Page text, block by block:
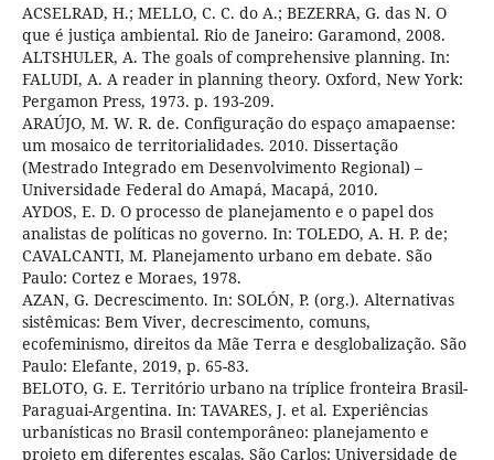
ACSELRAD, H.; MELLO, C. C. do A.; BEZERRA, G. das N. O
que é justiça ambiental. Rio de Janeiro: Garamond, 2008.
ALTSHULER, A. The goals of comprehensive planning. In:
FALUDI, A. A reader in planning theory. Oxford, New York:
Pergamon Press, 1973. p. 193-209.
ARAÚJO, M. W. R. de. Configuração do espaço amapaense:
um mosaico de territorialidades. 2010. Dissertação
(Mestrado Integrado em Desenvolvimento Regional) –
Universidade Federal do Amapá, Macapá, 2010.
AYDOS, E. D. O processo de planejamento e o papel dos
analistas de políticas no governo. In: TOLEDO, A. H. P. de;
CAVALCANTI, M. Planejamento urbano em debate. São
Paulo: Cortez e Moraes, 1978.
AZAN, G. Decrescimento. In: SOLÓN, P. (org.). Alternativas
sistêmicas: Bem Viver, decrescimento, comuns,
ecofeminismo, direitos da Mãe Terra e desglobalização. São
Paulo: Elefante, 2019, p. 65-83.
BELOTO, G. E. Território urbano na tríplice fronteira Brasil-
Paraguai-Argentina. In: TAVARES, J. et al. Experiências
urbanísticas no Brasil contemporâneo: planejamento e
projeto em diferentes escalas. São Carlos: Universidade de